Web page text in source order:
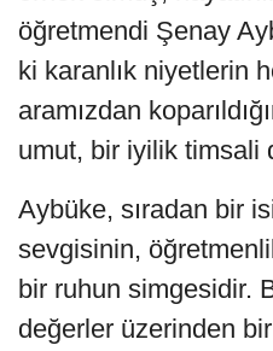
öğretmendi Şenay
ki karanlık niyetlerin
aramızdan
umut, bir iyilik timsali
Aybüke, sıradan bir
sevgisinin,
bir ruhun simgesidir.
değerler üzerinden bir